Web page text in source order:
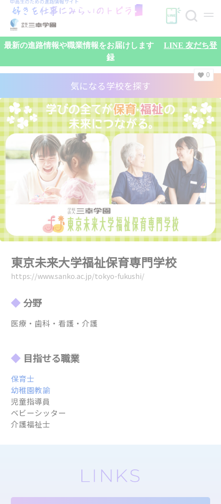
検索
最新の進路情報や職業情報をお届けします
LINE 友だち登
録
気になる学校を探す
0
東京未来大学福祉保育専門学校
https://www.sanko.ac.jp/tokyo-fukushi/
分野
医療・歯科・看護・介護
目指せる職業
保育士
幼稚園教諭
児童指導員
ベビーシッター
介護福祉士